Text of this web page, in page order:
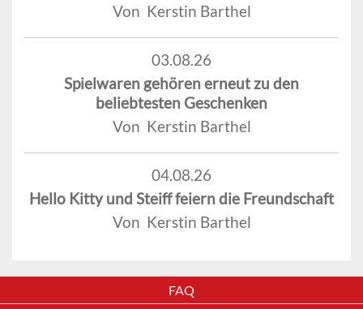
Von Kerstin Barthel
03.08.26
Spielwaren gehören erneut zu den
beliebtesten Geschenken
Von Kerstin Barthel
04.08.26
Hello Kitty und Steiff feiern die Freundschaft
Von Kerstin Barthel
FAQ